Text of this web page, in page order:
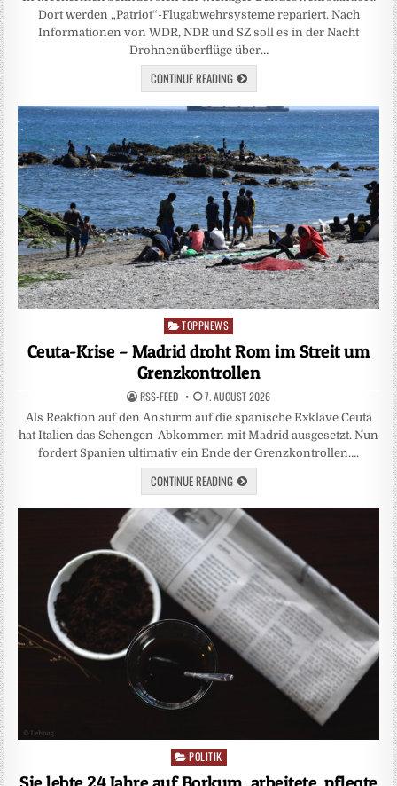
Dort werden „Patriot“-Flugabwehrsysteme repariert. Nach
Informationen von WDR, NDR und SZ soll es in der Nacht
Drohnenüberflüge über…
CONTINUE READING
Posted
in
TOPPNEWS
Ceuta-Krise – Madrid droht Rom im Streit um
Grenzkontrollen
RSS-FEED 7. AUGUST 2026
Als Reaktion auf den Ansturm auf die spanische Exklave Ceuta
hat Italien das Schengen-Abkommen mit Madrid ausgesetzt. Nun
fordert Spanien ultimativ ein Ende der Grenzkontrollen….
CONTINUE READING
Posted
in
POLITIK